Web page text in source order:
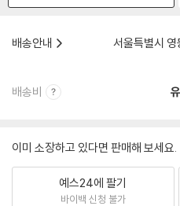
배송안내
서울특별시
배송비
이미 소장하고 있다면 판매해 보세요.
예스24에 팔기
바이백 신청 불가